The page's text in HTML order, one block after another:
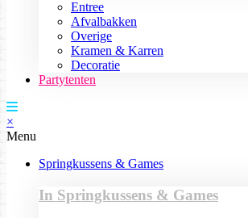
Entree
Afvalbakken
Overige
Kramen & Karren
Decoratie
Partytenten
×
Menu
Springkussens & Games
In Springkussens & Games